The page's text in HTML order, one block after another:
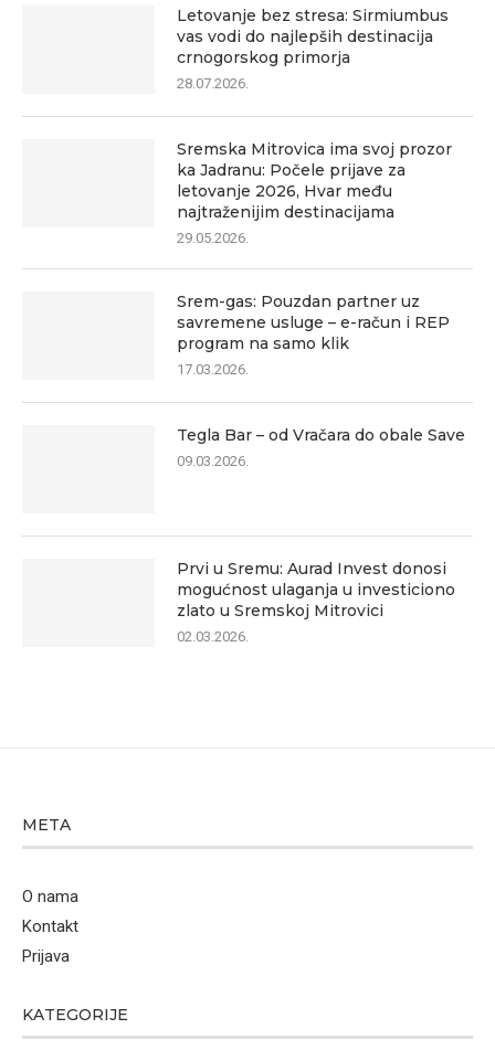
Letovanje bez stresa: Sirmiumbus
vas vodi do najlepših destinacija
crnogorskog primorja
28.07.2026.
Sremska Mitrovica ima svoj prozor
ka Jadranu: Počele prijave za
letovanje 2026, Hvar među
najtraženijim destinacijama
29.05.2026.
Srem-gas: Pouzdan partner uz
savremene usluge – e-račun i REP
program na samo klik
17.03.2026.
Tegla Bar – od Vračara do obale Save
09.03.2026.
Prvi u Sremu: Aurad Invest donosi
mogućnost ulaganja u investiciono
zlato u Sremskoj Mitrovici
02.03.2026.
META
O nama
Kontakt
Prijava
KATEGORIJE